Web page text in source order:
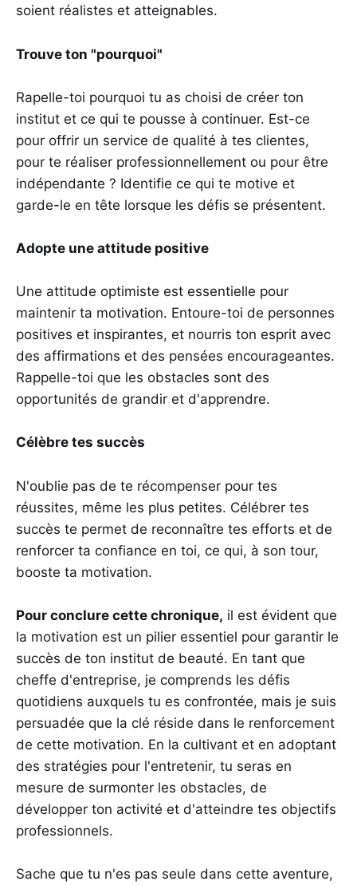
soient réalistes et atteignables.
Trouve ton "pourquoi"
Rapelle-toi pourquoi tu as choisi de créer ton
institut et ce qui te pousse à continuer. Est-ce
pour offrir un service de qualité à tes clientes,
pour te réaliser professionnellement ou pour être
indépendante ? Identifie ce qui te motive et
garde-le en tête lorsque les défis se présentent.
Adopte une attitude positive
Une attitude optimiste est essentielle pour
maintenir ta motivation. Entoure-toi de personnes
positives et inspirantes, et nourris ton esprit avec
des affirmations et des pensées encourageantes.
Rappelle-toi que les obstacles sont des
opportunités de grandir et d'apprendre.
Célèbre tes succès
N'oublie pas de te récompenser pour tes
réussites, même les plus petites. Célébrer tes
succès te permet de reconnaître tes efforts et de
renforcer ta confiance en toi, ce qui, à son tour,
booste ta motivation.
Pour conclure cette chronique, il est évident que
la motivation est un pilier essentiel pour garantir le
succès de ton institut de beauté. En tant que
cheffe d'entreprise, je comprends les défis
quotidiens auxquels tu es confrontée, mais je suis
persuadée que la clé réside dans le renforcement
de cette motivation. En la cultivant et en adoptant
des stratégies pour l'entretenir, tu seras en
mesure de surmonter les obstacles, de
développer ton activité et d'atteindre tes objectifs
professionnels.
Sache que tu n'es pas seule dans cette aventure,